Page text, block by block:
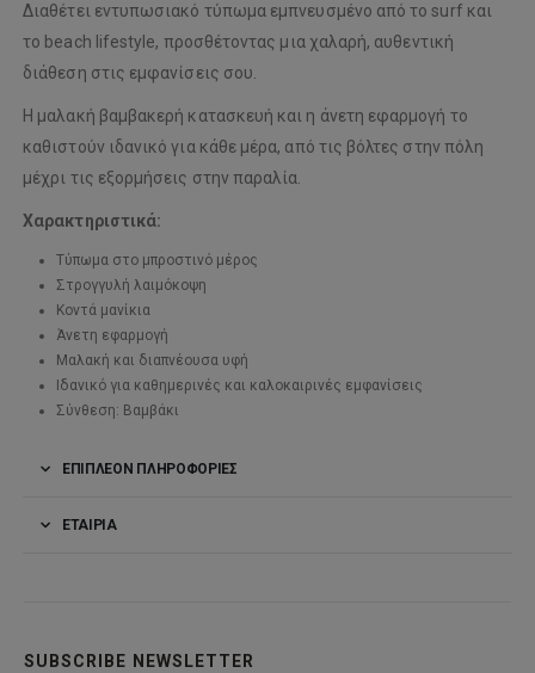
Διαθέτει εντυπωσιακό τύπωμα εμπνευσμένο από το surf και
το beach lifestyle, προσθέτοντας μια χαλαρή, αυθεντική
διάθεση στις εμφανίσεις σου.
Η μαλακή βαμβακερή κατασκευή και η άνετη εφαρμογή το
καθιστούν ιδανικό για κάθε μέρα, από τις βόλτες στην πόλη
μέχρι τις εξορμήσεις στην παραλία.
Χαρακτηριστικά:
Τύπωμα στο μπροστινό μέρος
Στρογγυλή λαιμόκοψη
Κοντά μανίκια
Άνετη εφαρμογή
Μαλακή και διαπνέουσα υφή
Ιδανικό για καθημερινές και καλοκαιρινές εμφανίσεις
Σύνθεση: Βαμβάκι
ΕΠΙΠΛΈΟΝ ΠΛΗΡΟΦΟΡΊΕΣ
ΕΤΑΙΡΊΑ
SUBSCRIBE NEWSLETTER